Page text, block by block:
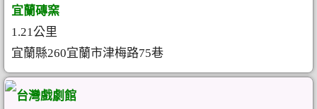
宜蘭磚窯
1.21公里
宜蘭縣260宜蘭市津梅路75巷
台灣戲劇館